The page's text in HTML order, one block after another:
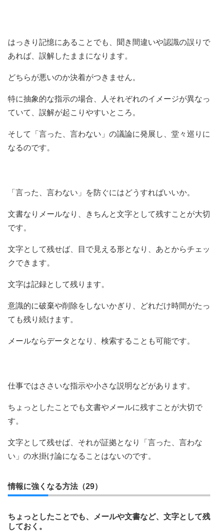
はっきり記憶にあることでも、聞き間違いや認識の誤りで
あれば、誤解したままになります。
どちらが悪いのか決着がつきません。
特に抽象的な指示の場合、人それぞれのイメージが異なっ
ていて、誤解が起こりやすいところ。
そして「言った、言わない」の議論に発展し、堂々巡りに
なるのです。
「言った、言わない」を防ぐにはどうすればいいか。
文書なりメールなり、きちんと文字として残すことが大切
です。
文字として残せば、目で見える形となり、あとからチェッ
クできます。
文字は記録として残ります。
意識的に破棄や削除をしないかぎり、どれだけ時間がたっ
ても残り続けます。
メールならデータとなり、検索することも可能です。
仕事ではささいな指示や小さな説明などがあります。
ちょっとしたことでも文書やメールに残すことが大切で
す。
文字として残せば、それが証拠となり「言った、言わな
い」の水掛け論になることはないのです。
情報に強くなる方法（29）
ちょっとしたことでも、メールや文書など、文字として残
しておく。